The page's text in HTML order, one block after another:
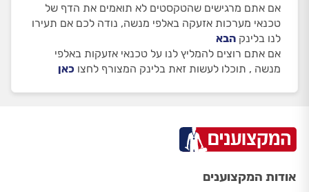
אם אתם מרגישים שהטקסטים לא תואמים את הדף של
טכנאי מערכות אזעקה באלפי מנשה, נודה לכם אם תעירו
לנו בלינק הבא
אם אתם רוצים להמליץ לנו על טכנאי אזעקות באלפי
מנשה , תוכלו לעשות זאת בלינק המצורף לחצו כאן
אודות המקצוענים